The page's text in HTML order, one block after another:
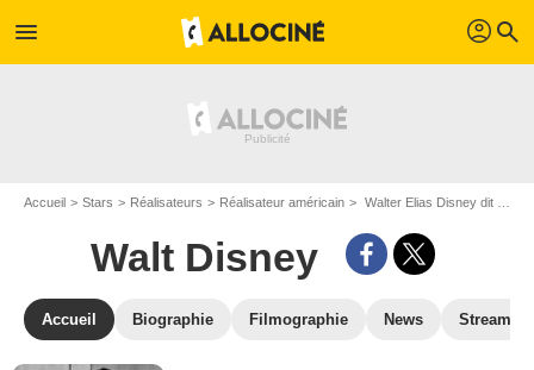
menu profil search
Accueil Stars Réalisateurs Réalisateur américain Walter Elias Disney dit Walt Disney
Walt Disney
Accueil Biographie Filmographie News Streaming